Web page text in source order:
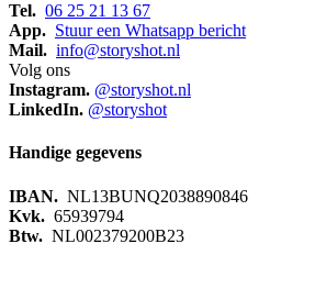
Tel. 06 25 21 13 67
App. Stuur een Whatsapp bericht
Mail. info@storyshot.nl
Volg ons
Instagram. @storyshot.nl
LinkedIn. @storyshot
Handige gegevens
IBAN. NL13BUNQ2038890846
Kvk. 65939794
Btw. NL002379200B23